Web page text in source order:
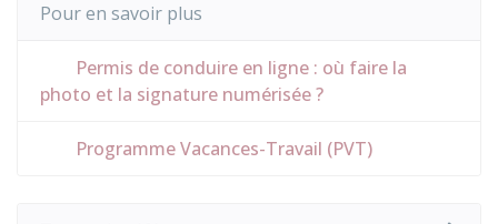
Pour en savoir plus
Permis de conduire en ligne : où faire la
photo et la signature numérisée ?
Programme Vacances-Travail (PVT)